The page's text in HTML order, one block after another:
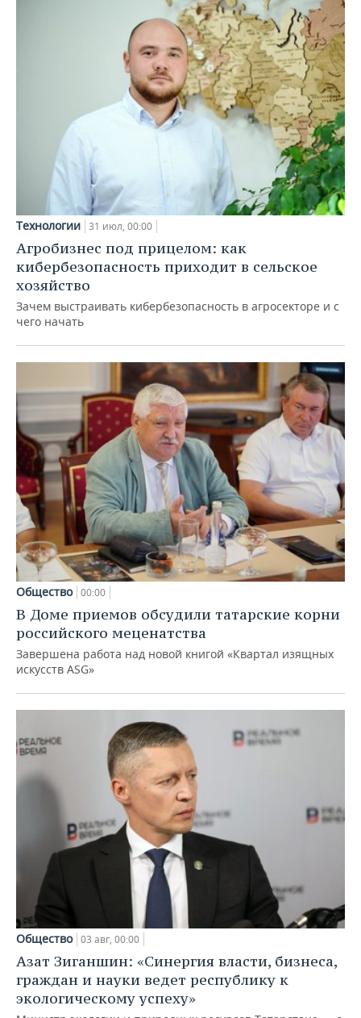
Технологии 31 июл, 00:00
Агробизнес под прицелом: как
кибербезопасность приходит в сельское
хозяйство
Зачем выстраивать кибербезопасность в агросекторе и с
чего начать
Общество 00:00
В Доме приемов обсудили татарские корни
российского меценатства
Завершена работа над новой книгой «Квартал изящных
искусств ASG»
Общество 03 авг, 00:00
Азат Зиганшин: «Синергия власти, бизнеса,
граждан и науки ведет республику к
экологическому успеху»